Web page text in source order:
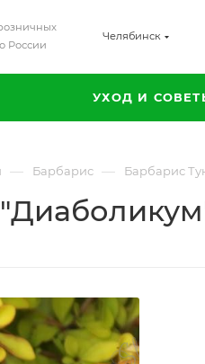
России
Челябинск
УХОД И
— Барбарис — Барбарис